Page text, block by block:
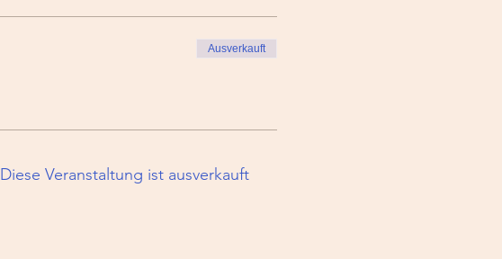
Ausverkauft
Diese Veranstaltung ist ausverkauft